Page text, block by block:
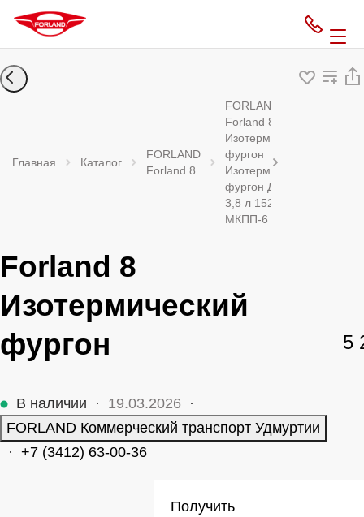
Главная Каталог
FORLAND
Forland 8
FORLAND
Forland 8
Изотермический
фургон
Изотермический
фургон Дизель
3,8 л 152 л.с.
МКПП-6
Forland 8
Изотермический
фургон
В наличии · 19.03.2026 ·
FORLAND Коммерческий транспорт Удмуртии
·
+7 (3412) 63-00-36
5
Получить